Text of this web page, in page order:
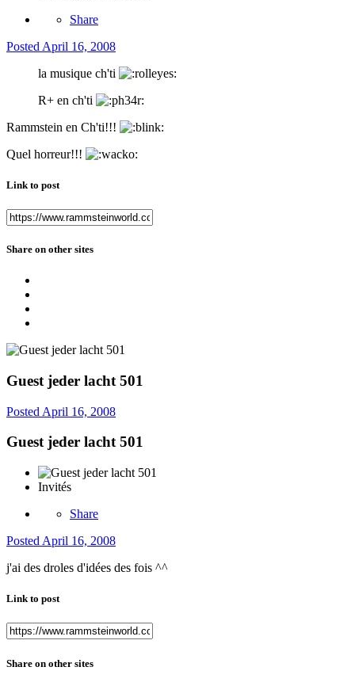
Share
Posted April 16, 2008
la musique ch'ti
R+ en ch'ti
Rammstein en Ch'ti!!!
Quel horreur!!!
Link to post
Share on other sites
Guest jeder lacht 501
Posted April 16, 2008
Guest jeder lacht 501
Invités
Share
Posted April 16, 2008
j'ai des droles d'idées des fois ^^
Link to post
Share on other sites